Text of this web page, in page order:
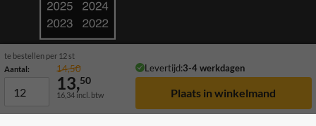
te bestellen per 12 st
Aantal:
14,50 Levertijd:3-4 werkdagen
13,50
16,34 incl. btw
© 2026 TrafficSupply. Alle rechten voorbehouden.